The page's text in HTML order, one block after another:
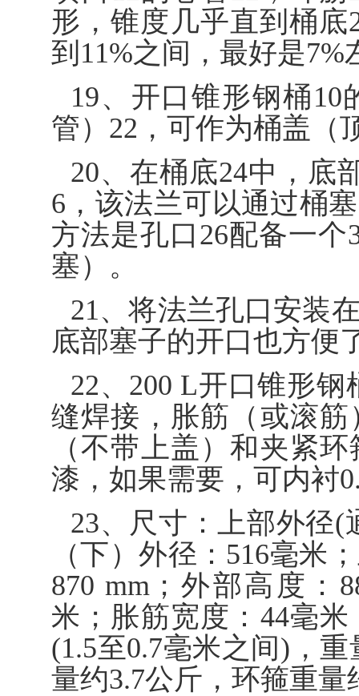
形，锥度几乎直到桶底
到11%之间，最好是7%
19、开口锥形钢桶
管）22，可作为桶盖（
20、在桶底24中，底
6，该法兰可以通过桶
方法是孔口26配备一
塞）。
21、将法兰孔口安装
底部塞子的开口也方便
22、200 L开口锥形
缝焊接，胀筋（或滚
（不带上盖）和夹紧
漆，如果需要，可内衬
23、尺寸：上部外径(
（下）外径：516毫米
870 mm；外部高度：
米；胀筋宽度：44毫
(1.5至0.7毫米之间)，
量约3.7公斤，环箍重量